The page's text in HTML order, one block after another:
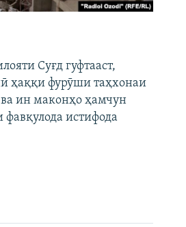
Суғд гуфтааст,
ҳаққи фурӯши таҳхонаи
ин маконҳо ҳамчун
фавқулода истифода